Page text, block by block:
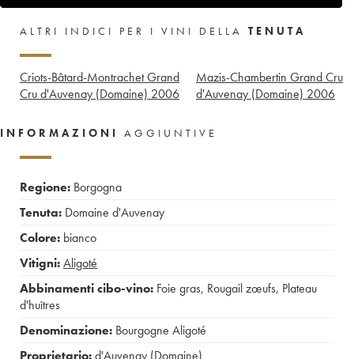
ALTRI INDICI PER I VINI DELLA TENUTA
Criots-Bâtard-Montrachet Grand
Cru d'Auvenay (Domaine) 2006
Mazis-Chambertin Grand Cru
d'Auvenay (Domaine) 2006
INFORMAZIONI AGGIUNTIVE
Regione: Borgogna
Tenuta: Domaine d'Auvenay
Colore: bianco
Vitigni:Aligoté
Abbinamenti cibo-vino: Foie gras, Rougail zœufs, Plateau
d'huîtres
Denominazione: Bourgogne Aligoté
Proprietario:d'Auvenay (Domaine)